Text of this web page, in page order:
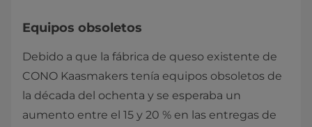
Equipos obsoletos
Debido a que la fábrica de queso existente de
CONO Kaasmakers tenía equipos obsoletos de
la década del ochenta y se esperaba un
aumento entre el 15 y 20 % en las entregas de